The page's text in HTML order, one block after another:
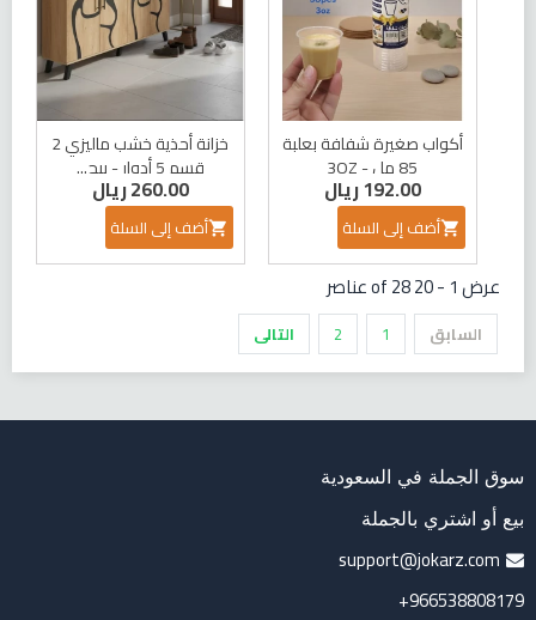
خزانة أحذية خشب ماليزي 2
قسم 5 أدوار - بيج...
260.00 ريال
أضف إلى السلة
أكواب صغيرة شفافة بعلبة
85 مل - 3OZ
192.00 ريال
أضف إلى السلة
عرض 1 - 20 of 28 عناصر
السابق 1
2 التالى
سوق الجملة في السعودية
بيع أو اشتري بالجملة
support@jokarz.com
966538808179+